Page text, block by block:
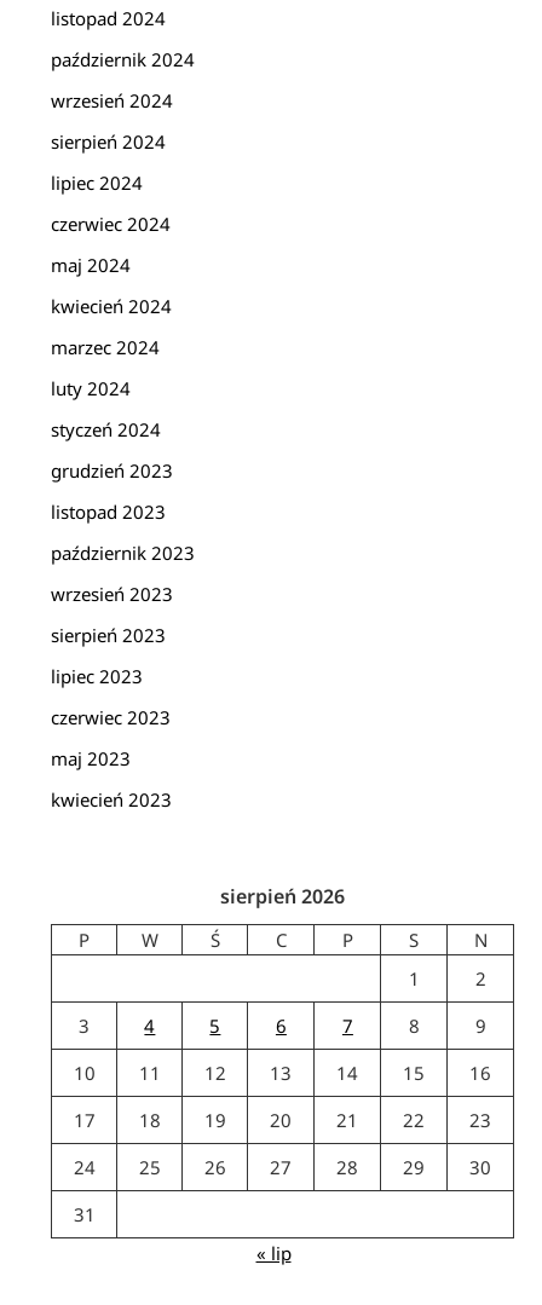
listopad 2024
październik 2024
wrzesień 2024
sierpień 2024
lipiec 2024
czerwiec 2024
maj 2024
kwiecień 2024
marzec 2024
luty 2024
styczeń 2024
grudzień 2023
listopad 2023
październik 2023
wrzesień 2023
sierpień 2023
lipiec 2023
czerwiec 2023
maj 2023
kwiecień 2023
sierpień 2026
P W Ś C P S
N
1
2
3
4 5 6 7 8
9
10
11 12 13 14 15
16
17
18 19 20 21 22
23
24
25 26 27 28 29
30
31
« lip